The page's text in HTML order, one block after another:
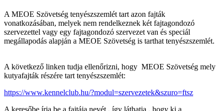
A MEOE Szövetség tenyészszemlét tart azon fajták
vonatkozásában, melyek nem rendelkeznek két fajtagondozó
szervezettel vagy egy fajtagondozó szervezet van és speciál
megállapodás alapján a MEOE Szövetség is tarthat tenyészszemlét.
A következő linken tudja ellenőrizni, hogy MEOE Szövetség mely
kutyafajták részére tart tenyészszemlét:
https://www.kennelclub.hu/?modul=szervezetek&szuro=ftsz
A keresőbe írja be a fajtája nevét , így láthatja , hogy ki a